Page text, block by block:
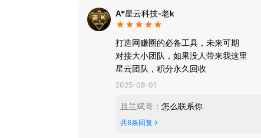
A*星云科技-老k
打造网赚圈的必备工具，未来可期
对接大小团队，如果没人带来我这里
星云团队，积分永久回收
2025-08-01
且兰斌哥 ： 怎么联系你
共6条回复